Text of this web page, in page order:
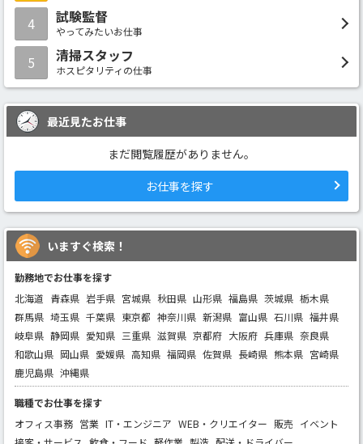
4 試験監督
やってみたいお仕事
5 清掃スタッフ
ホスピタリティの仕事
最近見たお仕事
まだ閲覧履歴がありません。
お仕事を探す
いますぐ検索！
勤務地でお仕事を探す
北海道 青森県 岩手県 宮城県 秋田県 山形県 福島県 茨城県 栃木県
群馬県 埼玉県 千葉県 東京都 神奈川県 新潟県 富山県 石川県 福井県
岐阜県 静岡県 愛知県 三重県 滋賀県 京都府 大阪府 兵庫県 奈良県
和歌山県 岡山県 愛媛県 高知県 福岡県 佐賀県 長崎県 熊本県 宮崎県
鹿児島県 沖縄県
職種でお仕事を探す
オフィス事務 営業 IT・エンジニア WEB・クリエイター 販売 イベント